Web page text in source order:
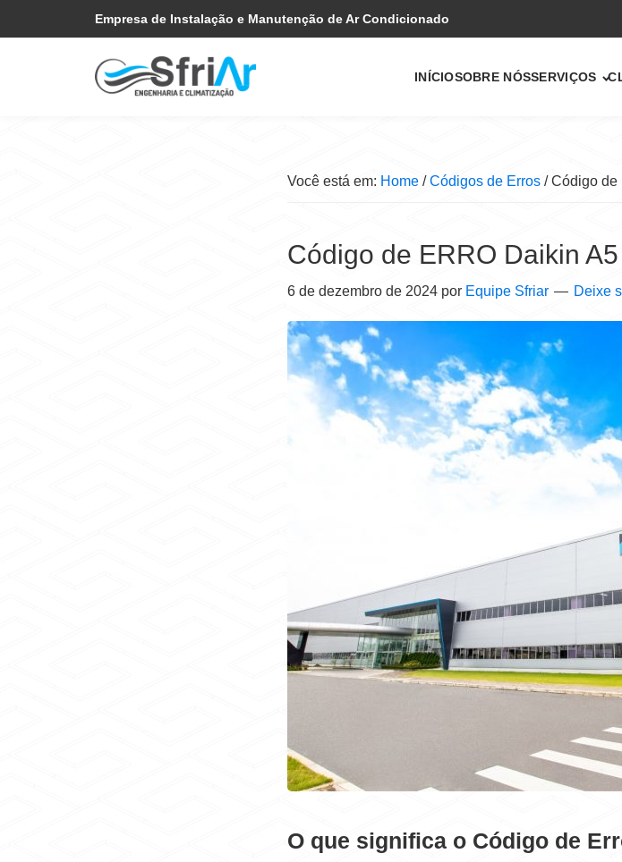
para
to
Empresa de Instalação e Manutenção de Ar Condicionado
INÍCIOSOBRE NÓSSERVIÇOS
Você está em: Home / Códigos de Erros /Código de
Código de ERRO Daikin A5
6 de dezembro de 2024 por Equipe Sfriar Deixe
O que significa o Código de